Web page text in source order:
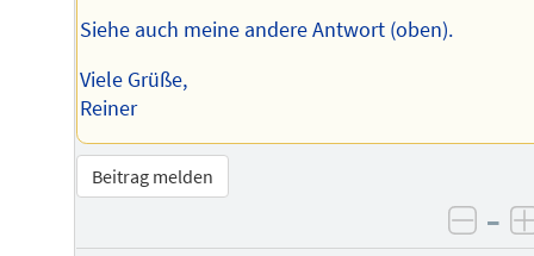
Siehe auch meine andere Antwort (oben).
Viele Grüße,
Reiner
Beitrag melden
–